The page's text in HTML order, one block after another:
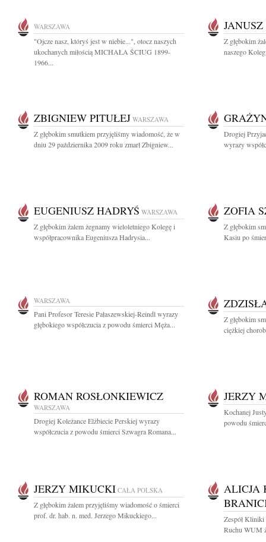
WARSZAWA
"Ojcze nasz, któryś jest w niebie...", otocz naszych
ukochanych miłością MICHAŁA ŚCIUG 1899-
1966...
Z głębokim
naszego
ZBIGNIEW PITUŁEJ WARSZAWA
Z głębokim smutkiem przyjęliśmy wiadomość, że w
dniu 29 października 2009 roku zmarł Zbigniew...
Drogiej
wyrazy
EUGENIUSZ HADRYŚ WARSZAWA
Z głębokim żalem żegnamy wieloletniego Kolegę i
współpracownika Eugeniusza Hadrysia...
ZOFIA
Z głębokim
Kasiu po
WARSZAWA
Pani Profesor Teresie Pałaszewskiej-Reindl wyrazy
głębokiego współczucia z powodu śmierci Męża...
Z głębokim
ciężkiej
ROMAN ROSŁONKIEWICZ
WARSZAWA
Drogiej Koleżance Elżbiecie Perskiej wyrazy
współczucia z powodu śmierci Szwagra Romana...
JERZY
Kochanej
powodu
JERZY MIKUCKI CAŁA POLSKA
Z głębokim żalem przyjęliśmy wiadomość o śmierci
prof. dr. hab. n. med. Jerzego Mikuckiego...
ALICJA
Zespół
Ruchu WUM